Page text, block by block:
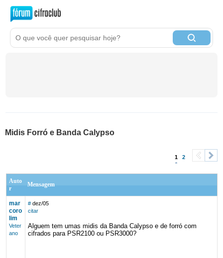
Midis Forró e Banda Calypso
1 2
Auto
r
Mensagem
mar
coro
lim
Veter
ano
# dez/05
citar
Alguem tem umas midis da Banda Calypso e de forró com
cifrados para PSR2100 ou PSR3000?